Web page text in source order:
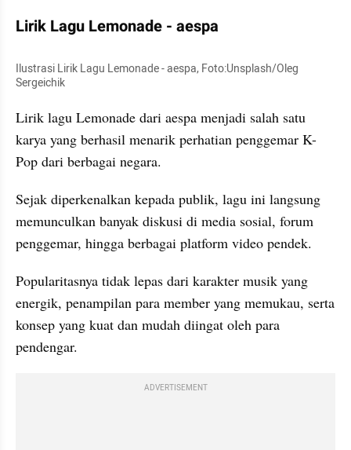
Lirik Lagu Lemonade - aespa
Ilustrasi Lirik Lagu Lemonade - aespa, Foto:Unsplash/Oleg
Sergeichik
Lirik lagu Lemonade dari aespa menjadi salah satu
karya yang berhasil menarik perhatian penggemar K-
Pop dari berbagai negara.
Sejak diperkenalkan kepada publik, lagu ini langsung
memunculkan banyak diskusi di media sosial, forum
penggemar, hingga berbagai platform video pendek.
Popularitasnya tidak lepas dari karakter musik yang
energik, penampilan para member yang memukau, serta
konsep yang kuat dan mudah diingat oleh para
pendengar.
ADVERTISEMENT